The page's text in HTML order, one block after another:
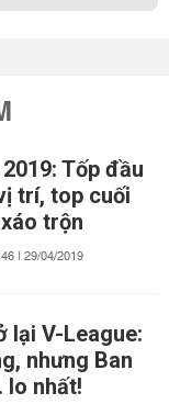
Tốp đầu
trí, top cuối
trộn
| 29/04/2019
lại V-League:
nhưng Ban
lo nhất!